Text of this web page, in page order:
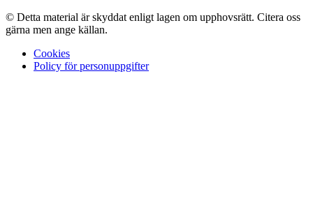
© Detta material är skyddat enligt lagen om upphovsrätt. Citera oss
gärna men ange källan.
Cookies
Policy för personuppgifter